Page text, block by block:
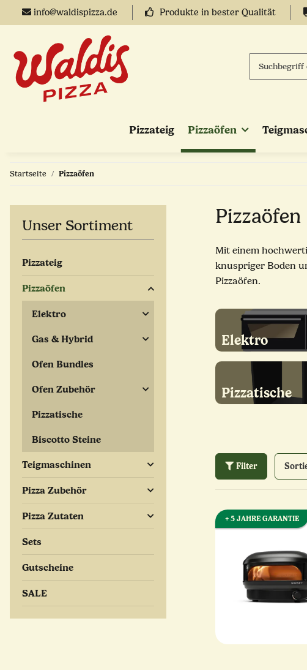
info@waldispizza.de Produkte in bester Qualität
Pizzateig Pizzaöfen
Startseite Pizzaöfen
Pizzaöfen
Mit einem
knuspriger Boden
Pizzaöfen.
Elektro
Pizzatische
Filter
+ 5 JAHRE GARANTIE
Unser Sortiment
Pizzateig
Pizzaöfen
Elektro
Gas & Hybrid
Ofen Bundles
Ofen Zubehör
Pizzatische
Biscotto Steine
Teigmaschinen
Pizza Zubehör
Pizza Zutaten
Sets
Gutscheine
SALE